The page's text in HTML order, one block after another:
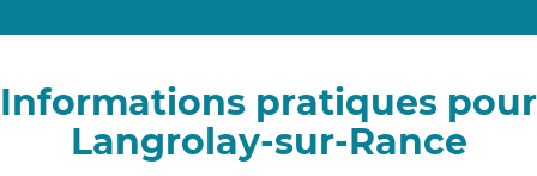
Informations pratiques pour
Langrolay-sur-Rance